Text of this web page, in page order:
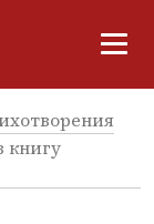
книгу